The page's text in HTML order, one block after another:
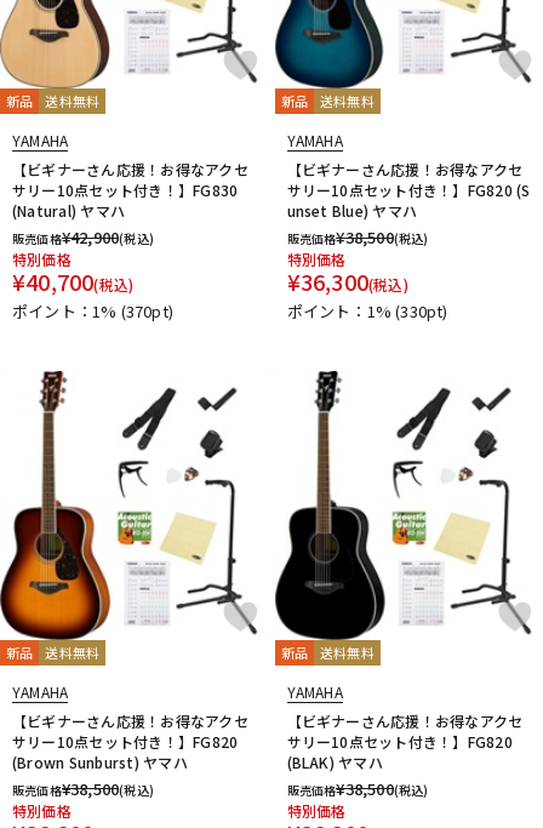
新品 送料無料
YAMAHA
【ビギナーさん応援！お得なアクセ
サリー10点セット付き！】FG830
(Natural) ヤマハ
販売価格¥42,900(税込)
特別価格
¥40,700(税込)
ポイント：1% (370pt)
新品 送料無料
YAMAHA
【ビギナーさん応援！お得なアクセ
サリー10点セット付き！】FG820 (S
unset Blue) ヤマハ
販売価格¥38,500(税込)
特別価格
¥36,300(税込)
ポイント：1%(330pt)
新品 送料無料
YAMAHA
【ビギナーさん応援！お得なアクセ
サリー10点セット付き！】FG820
(Brown Sunburst) ヤマハ
販売価格¥38,500(税込)
特別価格
新品 送料無料
YAMAHA
【ビギナーさん応援！お得なアクセ
サリー10点セット付き！】FG820
(BLAK) ヤマハ
販売価格¥38,500(税込)
特別価格